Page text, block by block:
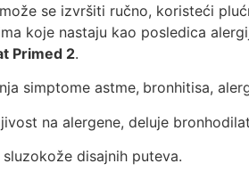
se izvršiti ručno, koristeći
koje nastaju kao posledica
Primed 2.
simptome astme, bronhitisa,
na alergene, deluje
disajnih puteva.